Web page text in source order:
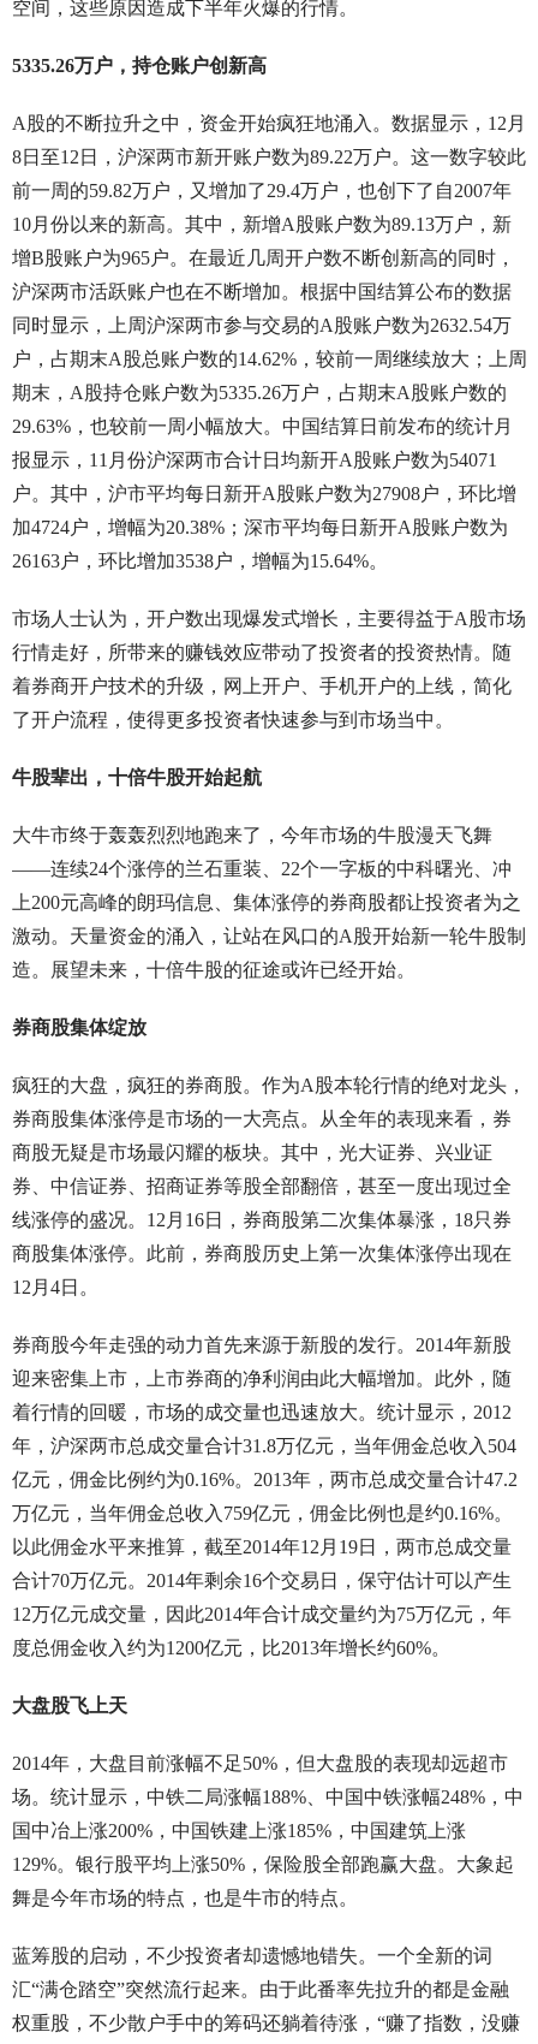
空间，这些原因造成下半年火爆的行情。
5335.26万户，持仓账户创新高
A股的不断拉升之中，资金开始疯狂地涌入。数据显示，12月
8日至12日，沪深两市新开账户数为89.22万户。这一数字较此
前一周的59.82万户，又增加了29.4万户，也创下了自2007年
10月份以来的新高。其中，新增A股账户数为89.13万户，新
增B股账户为965户。在最近几周开户数不断创新高的同时，
沪深两市活跃账户也在不断增加。根据中国结算公布的数据
同时显示，上周沪深两市参与交易的A股账户数为2632.54万
户，占期末A股总账户数的14.62%，较前一周继续放大；上周
期末，A股持仓账户数为5335.26万户，占期末A股账户数的
29.63%，也较前一周小幅放大。中国结算日前发布的统计月
报显示，11月份沪深两市合计日均新开A股账户数为54071
户。其中，沪市平均每日新开A股账户数为27908户，环比增
加4724户，增幅为20.38%；深市平均每日新开A股账户数为
26163户，环比增加3538户，增幅为15.64%。
市场人士认为，开户数出现爆发式增长，主要得益于A股市场
行情走好，所带来的赚钱效应带动了投资者的投资热情。随
着券商开户技术的升级，网上开户、手机开户的上线，简化
了开户流程，使得更多投资者快速参与到市场当中。
牛股辈出，十倍牛股开始起航
大牛市终于轰轰烈烈地跑来了，今年市场的牛股漫天飞舞
——连续24个涨停的兰石重装、22个一字板的中科曙光、冲
上200元高峰的朗玛信息、集体涨停的券商股都让投资者为之
激动。天量资金的涌入，让站在风口的A股开始新一轮牛股制
造。展望未来，十倍牛股的征途或许已经开始。
券商股集体绽放
疯狂的大盘，疯狂的券商股。作为A股本轮行情的绝对龙头，
券商股集体涨停是市场的一大亮点。从全年的表现来看，券
商股无疑是市场最闪耀的板块。其中，光大证券、兴业证
券、中信证券、招商证券等股全部翻倍，甚至一度出现过全
线涨停的盛况。12月16日，券商股第二次集体暴涨，18只券
商股集体涨停。此前，券商股历史上第一次集体涨停出现在
12月4日。
券商股今年走强的动力首先来源于新股的发行。2014年新股
迎来密集上市，上市券商的净利润由此大幅增加。此外，随
着行情的回暖，市场的成交量也迅速放大。统计显示，2012
年，沪深两市总成交量合计31.8万亿元，当年佣金总收入504
亿元，佣金比例约为0.16%。2013年，两市总成交量合计47.2
万亿元，当年佣金总收入759亿元，佣金比例也是约0.16%。
以此佣金水平来推算，截至2014年12月19日，两市总成交量
合计70万亿元。2014年剩余16个交易日，保守估计可以产生
12万亿元成交量，因此2014年合计成交量约为75万亿元，年
度总佣金收入约为1200亿元，比2013年增长约60%。
大盘股飞上天
2014年，大盘目前涨幅不足50%，但大盘股的表现却远超市
场。统计显示，中铁二局涨幅188%、中国中铁涨幅248%，中
国中冶上涨200%，中国铁建上涨185%，中国建筑上涨
129%。银行股平均上涨50%，保险股全部跑赢大盘。大象起
舞是今年市场的特点，也是牛市的特点。
蓝筹股的启动，不少投资者却遗憾地错失。一个全新的词
汇“满仓踏空”突然流行起来。由于此番率先拉升的都是金融
权重股，不少散户手中的筹码还躺着待涨，“赚了指数，没赚